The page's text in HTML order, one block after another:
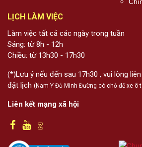
LỊCH LÀM VIỆC
Làm việc tất cả các ngày trong tuần
Sáng: từ 8h - 12h
Chiều: từ 13h30 - 17h30
(*)Lưu ý nếu đến sau 17h30 , vui lòng
đặt lịch (Nam Y Đỗ Minh Đường có chỗ để xe ô
Liên kết mạng xã hội